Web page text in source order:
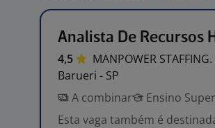
Analista De Recursos
4,5 MANPOWER STAFFING.
Barueri - SP
A combinar
Ensino
Esta vaga também é